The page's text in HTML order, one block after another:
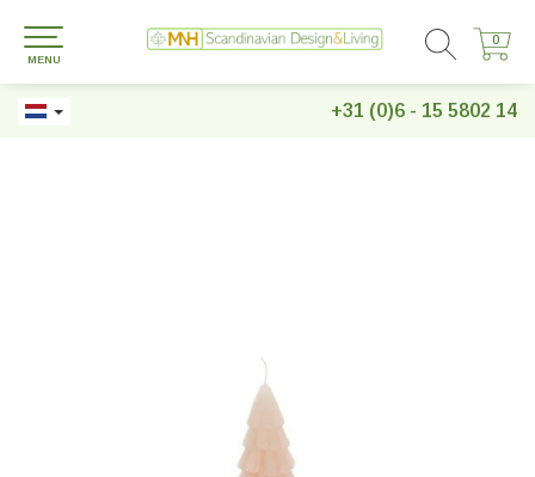
+31 (0)6 - 15 5802 14
0
0
MENU